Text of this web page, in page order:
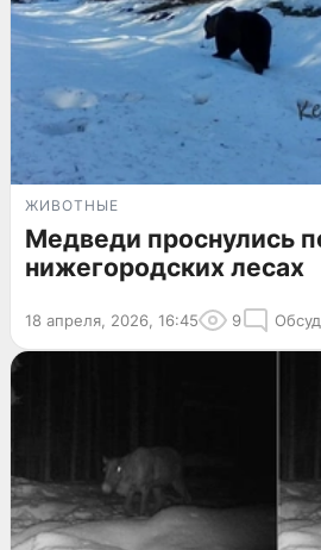
ЖИВОТНЫЕ
Медведи проснулись
нижегородских лесах
18 апреля, 2026, 16:45 9